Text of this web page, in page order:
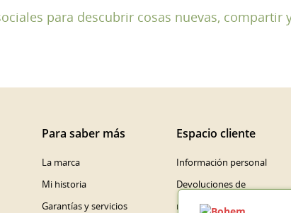
para descubrir cosas nuevas, compartir
Para saber más
La marca
Mi historia
Garantías y servicios
Espacio cliente
Información personal
Devoluciones de
mercancía